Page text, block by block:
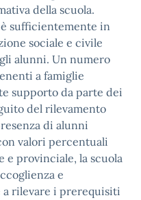
della scuola.
sufficientemente in
sociale e civile
alunni. Un numero
a famiglie
supporto da parte dei
del rilevamento
di alunni
valori percentuali
e provinciale, la scuola
e
a rilevare i prerequisiti